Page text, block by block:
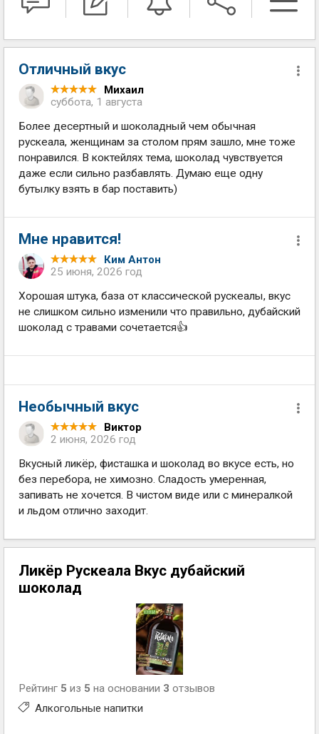
Отличный вкус
Михаил
суббота, 1 августа
Более десертный и шоколадный чем обычная
рускеала, женщинам за столом прям зашло, мне тоже
понравился. В коктейлях тема, шоколад чувствуется
даже если сильно разбавлять. Думаю еще одну
бутылку взять в бар поставить)
Мне нравится!
Ким Антон
25 июня, 2026 год
Хорошая штука, база от классической рускеалы, вкус
не слишком сильно изменили что правильно, дубайский
шоколад с травами сочетается👍
Необычный вкус
Виктор
2 июня, 2026 год
Вкусный ликёр, фисташка и шоколад во вкусе есть, но
без перебора, не химозно. Сладость умеренная,
запивать не хочется. В чистом виде или с минералкой
и льдом отлично заходит.
Ликёр Рускеала Вкус дубайский
шоколад
Рейтинг 5 из 5 на основании 3 отзывов
Алкогольные напитки